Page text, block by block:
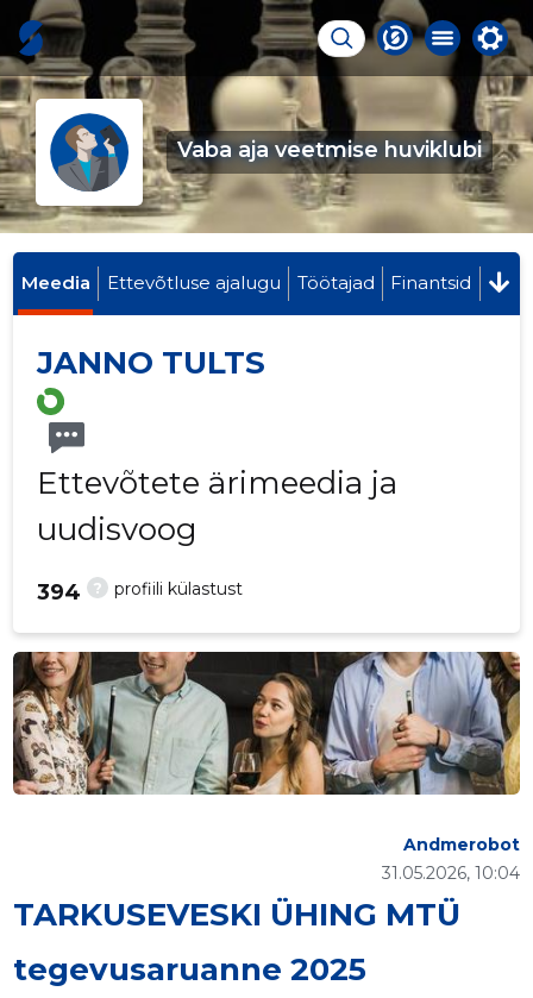
Vaba aja veetmise huviklubi
Meedia Ettevõtluse ajalugu Töötajad Finantsid
JANNO TULTS
Ettevõtete ärimeedia ja
uudisvoog
? profiili külastust
394
TARKUSEVESKI ÜHING MTÜ
tegevusaruanne 2025
31.05.2026, 10:04
Andmerobot